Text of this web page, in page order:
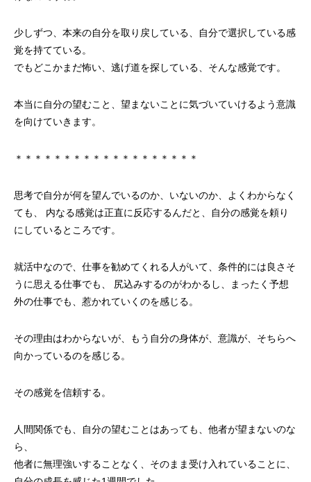
少しずつ、本来の自分を取り戻している、自分で選択している感
覚を持てている。
でもどこかまだ怖い、逃げ道を探している、そんな感覚です。
本当に自分の望むこと、望まないことに気づいていけるよう意識
を向けていきます。
＊＊＊＊＊＊＊＊＊＊＊＊＊＊＊＊＊＊＊
思考で自分が何を望んでいるのか、いないのか、よくわからなく
ても、 内なる感覚は正直に反応するんだと、自分の感覚を頼り
にしているところです。
就活中なので、仕事を勧めてくれる人がいて、条件的には良さそ
うに思える仕事でも、 尻込みするのがわかるし、まったく予想
外の仕事でも、惹かれていくのを感じる。
その理由はわからないが、もう自分の身体が、意識が、そちらへ
向かっているのを感じる。
その感覚を信頼する。
人間関係でも、自分の望むことはあっても、他者が望まないのな
ら、
他者に無理強いすることなく、そのまま受け入れていることに、